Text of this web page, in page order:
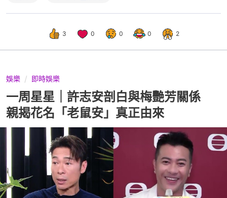
3 0 0 0 2
娛樂 即時娛樂
一周星星｜許志安剖白與梅艷芳關係
親揭花名「老鼠安」真正由來